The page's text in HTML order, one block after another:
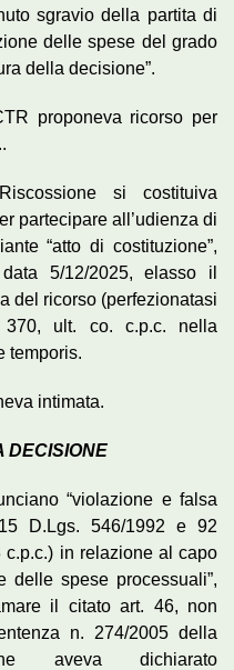
sgravio della partita di
delle spese del grado
della decisione”.
proponeva ricorso per
si costituiva
partecipare all’udienza di
“atto di costituzione”,
5/12/2025, elasso il
del ricorso (perfezionatasi
ult. co. c.p.c. nella
temporis.
intimata.
DECISIONE
“violazione e falsa
D.Lgs. 546/1992 e 92
c.p.c.) in relazione al capo
delle spese processuali”,
il citato art. 46, non
n. 274/2005 della
aveva dichiarato